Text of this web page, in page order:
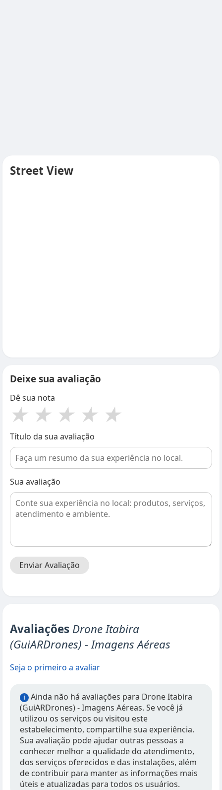
Street View
Deixe sua avaliação
Dê sua nota
★ ★ ★ ★ ★
Título da sua avaliação
Sua avaliação
Enviar Avaliação
Avaliações Drone Itabira
(GuiARDrones) - Imagens Aéreas
Seja o primeiro a avaliar
i
Ainda não há avaliações para Drone Itabira
(GuiARDrones) - Imagens Aéreas. Se você já
utilizou os serviços ou visitou este
estabelecimento, compartilhe sua experiência.
Sua avaliação pode ajudar outras pessoas a
conhecer melhor a qualidade do atendimento,
dos serviços oferecidos e das instalações, além
de contribuir para manter as informações mais
úteis e atualizadas para todos os usuários.